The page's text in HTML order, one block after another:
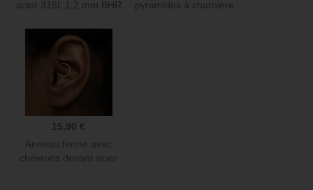
acier 316L 1,2 mm BHR
pyramides à charnière
15,90 €
Anneau fermé avec
chevrons devant acier